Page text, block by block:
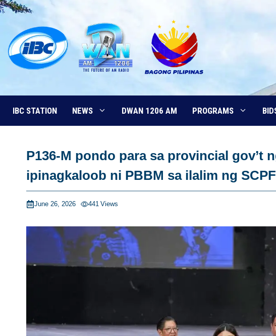
Skip
content
IBC STATION NEWS DWAN 1206 AM PROGRAMS
P136-M pondo para sa provincial gov’t
ipinagkaloob ni PBBM sa ilalim ng SCPF
June 26, 2026 441 Views